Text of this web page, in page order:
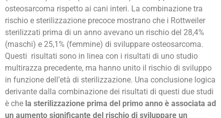
osteosarcoma rispetto ai cani interi. La combinazione tra
rischio e sterilizzazione precoce mostrano che i Rottweiler
sterilizzati prima di un anno avevano un rischio del 28,4%
(maschi) e 25,1% (femmine) di sviluppare osteosarcoma.
Questi risultati sono in linea con i risultati di uno studio
multirazza precedente, ma hanno unito il rischio di sviluppo
in funzione dell’età di sterilizzazione. Una conclusione logica
derivante dalla combinazione dei risultati di questi due studi
è che la sterilizzazione prima del primo anno è associata ad
un aumento significante del rischio di sviluppare un